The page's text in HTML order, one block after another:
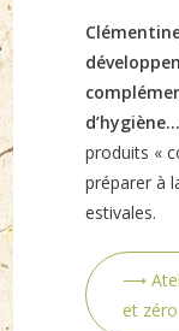
produits «
préparer à
estivales.
⟶
et